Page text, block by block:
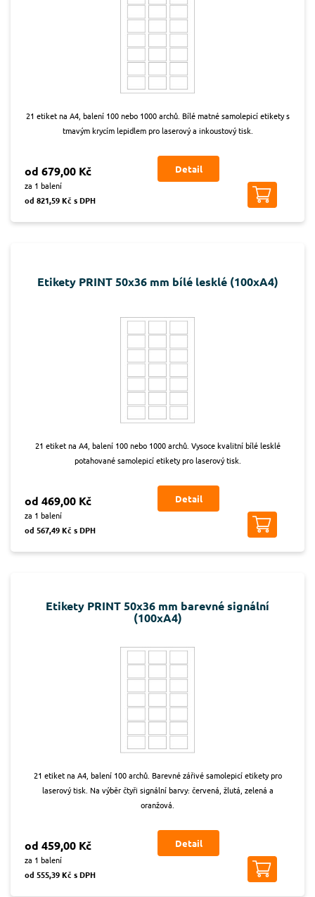
21 etiket na A4, balení 100 nebo 1000 archů. Bílé matné samolepicí etikety s
tmavým krycím lepidlem pro laserový a inkoustový tisk.
od 679,00 Kč
za 1 balení
od 821,59 Kč s DPH
Detail
Etikety PRINT 50x36 mm bílé lesklé (100xA4)
21 etiket na A4, balení 100 nebo 1000 archů. Vysoce kvalitní bílé lesklé
potahované samolepicí etikety pro laserový tisk.
od 469,00 Kč
za 1 balení
od 567,49 Kč s DPH
Detail
Etikety PRINT 50x36 mm barevné signální
(100xA4)
21 etiket na A4, balení 100 archů. Barevné zářivé samolepicí etikety pro
laserový tisk. Na výběr čtyři signální barvy: červená, žlutá, zelená a
oranžová.
od 459,00 Kč
za 1 balení
od 555,39 Kč s DPH
Detail